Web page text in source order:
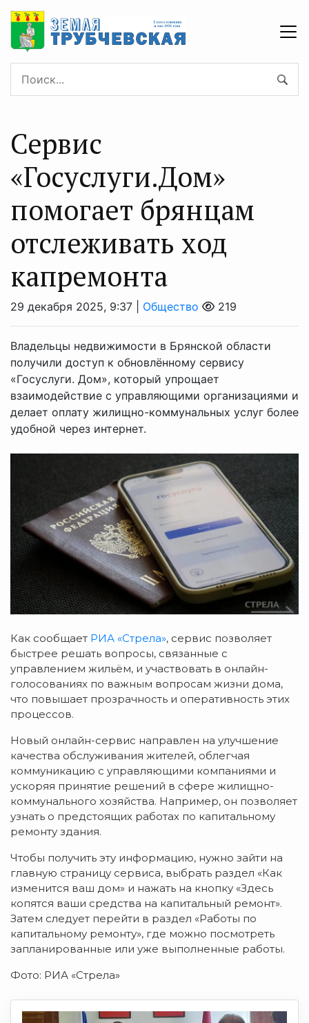
Сервис
«Госуслуги.Дом»
помогает брянцам
отслеживать ход
капремонта
29 декабря 2025, 9:37 | Общество 219
Владельцы недвижимости в Брянской области
получили доступ к обновлённому сервису
«Госуслуги. Дом», который упрощает
взаимодействие с управляющими организациями и
делает оплату жилищно-коммунальных услуг более
удобной через интернет.
Как сообщает РИА «Стрела», сервис позволяет
быстрее решать вопросы, связанные с
управлением жильём, и участвовать в онлайн-
голосованиях по важным вопросам жизни дома,
что повышает прозрачность и оперативность этих
процессов.
Новый онлайн-сервис направлен на улучшение
качества обслуживания жителей, облегчая
коммуникацию с управляющими компаниями и
ускоряя принятие решений в сфере жилищно-
коммунального хозяйства. Например, он позволяет
узнать о предстоящих работах по капитальному
ремонту здания.
Чтобы получить эту информацию, нужно зайти на
главную страницу сервиса, выбрать раздел «Как
изменится ваш дом» и нажать на кнопку «Здесь
копятся ваши средства на капитальный ремонт».
Затем следует перейти в раздел «Работы по
капитальному ремонту», где можно посмотреть
запланированные или уже выполненные работы.
Фото: РИА «Стрела»